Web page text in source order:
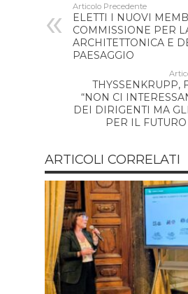
Articolo Precedente
ELETTI I NUOVI
COMMISSIONE PER
ARCHITETTONICA E
PAESAGGIO
THYSSENKRUPP,
“NON CI
DEI DIRIGENTI MA
PER IL
ARTICOLI CORRELATI